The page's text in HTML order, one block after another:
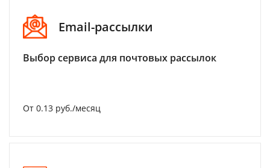
Email-рассылки
Выбор сервиса для почтовых рассылок
От 0.13 руб./месяц